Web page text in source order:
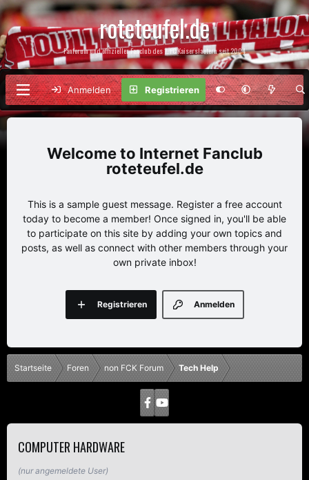
roteteufel.de
Fanforum und offizieller Fanclub des 1. FC Kaiserslautern seit 2004
Anmelden Registrieren
Internet Fanclub
roteteufel.de
This is a sample guest message. Register a free account
today to become a member! Once signed in, you'll be able
to participate on this site by adding your own topics and
posts, as well as connect with other members through your
own private inbox!
Anmelden
Registrieren
Startseite Foren non FCK Forum Tech Help
COMPUTER HARDWARE
(nur angemeldete User)